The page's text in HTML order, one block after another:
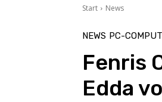
Start News
NEWS PC-
Fenris
Edda